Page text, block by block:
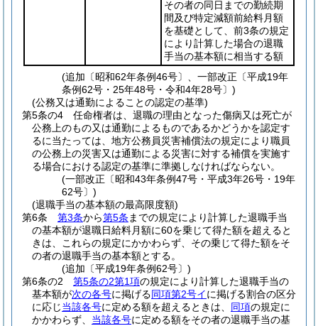
その者の同日までの勤続期
間及び特定減額前給料月額
を基礎として、前3条の規定
により計算した場合の退職
手当の基本額に相当する額
(追加〔昭和62年条例46号〕、一部改正〔平成19年
条例62号・25年48号・令和4年28号〕)
(公務又は通勤によることの認定の基準)
第5条の4
任命権者は、退職の理由となった傷病又は死亡が
公務上のもの又は通勤によるものであるかどうかを認定す
るに当たっては、地方公務員災害補償法の規定により職員
の公務上の災害又は通勤による災害に対する補償を実施す
る場合における認定の基準に準拠しなければならない。
(一部改正〔昭和43年条例47号・平成3年26号・19年
62号〕)
(退職手当の基本額の最高限度額)
第6条
第3条から第5条 までの規定により計算した退職手当
の基本額が退職日給料月額に60を乗じて得た額を超えると
きは、これらの規定にかかわらず、その乗じて得た額をそ
の者の退職手当の基本額とする。
(追加〔平成19年条例62号〕)
第6条の2
第5条の2第1項の規定により計算した退職手当の
基本額が次の各号に掲げる同項第2号イに掲げる割合の区分
に応じ当該各号に定める額を超えるときは、 同項の規定に
かかわらず、 当該各号に定める額をその者の退職手当の基